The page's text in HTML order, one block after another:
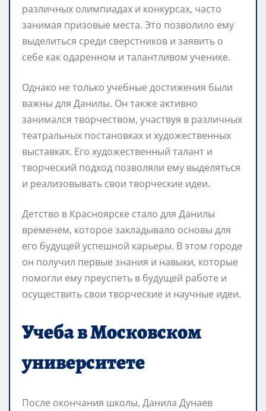
различных олимпиадах и конкурсах, часто
занимая призовые места. Это позволило ему
выделиться среди сверстников и заявить о
себе как одаренном и талантливом ученике.
Однако не только учебные достижения были
важны для Данилы. Он также активно
занимался творчеством, участвуя в различных
театральных постановках и художественных
выставках. Его художественный талант и
творческий подход позволяли ему выделяться
и реализовывать свои творческие идеи.
Детство в Красноярске стало для Данилы
временем, которое закладывало основы для
его будущей успешной карьеры. В этом городе
он получил первые знания и навыки, которые
помогли ему преуспеть в будущей работе и
осуществить свои творческие и научные идеи.
Учеба в Московском
университете
После окончания школы, Данила Дунаев